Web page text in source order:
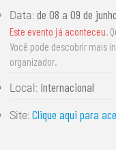
Data:de08 a 09 de
Este evento já aconteceu.
Você pode descobrir mais
organizador.
Local: Internacional
Site:Clique aqui para